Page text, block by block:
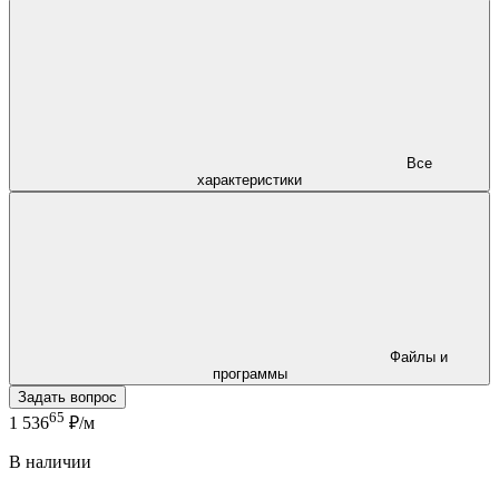
характеристики
программы
Задать вопрос
1 53665 ₽/м
В наличии